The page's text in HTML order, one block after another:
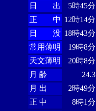
日 出
5時45分
正 中 12時14分
日 没 18時43分
常用薄明
19時8分
天文薄明
20時8分
月 齢
24.3
月 出
2時49分
正 中
8時1分